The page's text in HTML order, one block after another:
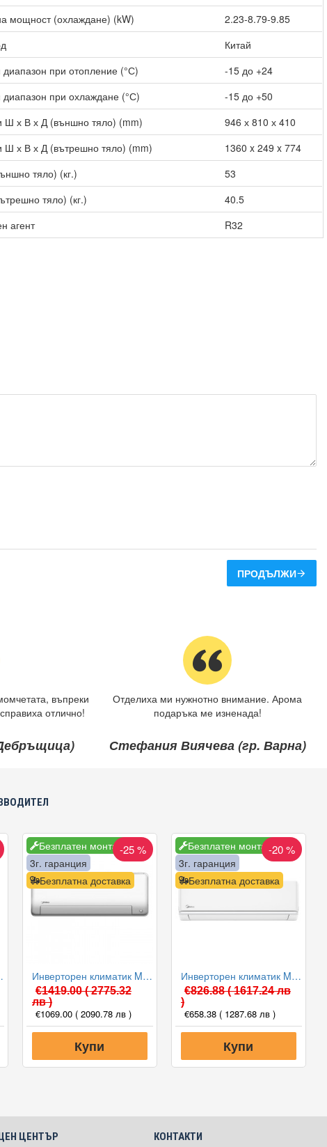
мощност (охлаждане) (kW)
2.23-8.79-9.85
Китай
диапазон при отопление (°С)
-15 до +24
диапазон при охлаждане (°С)
-15 до +50
Ш х В х Д (външно тяло) (mm)
946 х 810 х 410
Ш х В х Д (вътрешно тяло) (mm)
1360 x 249 x 774
тяло) (кг.)
53
тяло) (кг.)
40.5
агент
R32
ПРОДЪЛЖИ
въпреки
отлично!
Отделиха ми нужнотно внимание. Арома
подаръка ме изненада!
Стефания Виячева (гр. Варна)
12000 BTU, Клас A++
Безплатен монтаж
Безплатна доставка
3г. гаранция
-25 %
Инверторен климатик Midea MSEPCU-18HRFN8-QRD0GW/MOX430-18HFN8-QRD0GW All Easy Pro Nordic, 18000 BTU, Клас A+++
€1419.00( 2775.32
лв )
€1069.00 ( 2090.78 лв )
Купи
Безплатен монтаж
Безплатна доставка
3г. гаранция
-20 %
Инверторен климатик Midea MA3-12HRDN8-QRD0GW/MA3-12HFN8-QR Prime, 12000 BTU, Клас A++
€826.88( 1617.24 лв
)
€658.38 ( 1287.68 лв )
Купи
ЦЕНТЪР КОНТАКТИ